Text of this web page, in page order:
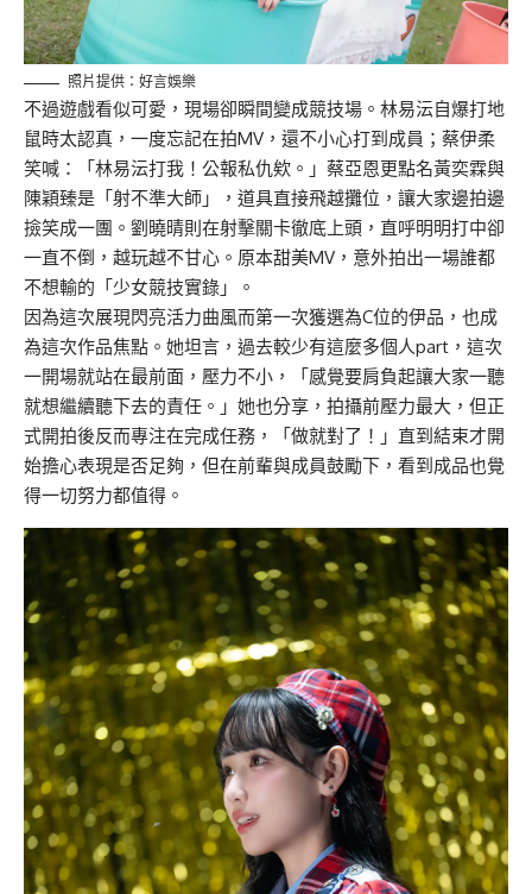
照片提供：好言娛樂
不過遊戲看似可愛，現場卻瞬間變成競技場。林易沄自爆打地
鼠時太認真，一度忘記在拍MV，還不小心打到成員；蔡伊柔
笑喊：「林易沄打我！公報私仇欸。」蔡亞恩更點名黃奕霖與
陳穎臻是「射不準大師」，道具直接飛越攤位，讓大家邊拍邊
撿笑成一團。劉曉晴則在射擊關卡徹底上頭，直呼明明打中卻
一直不倒，越玩越不甘心。原本甜美MV，意外拍出一場誰都
不想輸的「少女競技實錄」。
因為這次展現閃亮活力曲風而第一次獲選為C位的伊品，也成
為這次作品焦點。她坦言，過去較少有這麼多個人part，這次
一開場就站在最前面，壓力不小，「感覺要肩負起讓大家一聽
就想繼續聽下去的責任。」她也分享，拍攝前壓力最大，但正
式開拍後反而專注在完成任務，「做就對了！」直到結束才開
始擔心表現是否足夠，但在前輩與成員鼓勵下，看到成品也覺
得一切努力都值得。